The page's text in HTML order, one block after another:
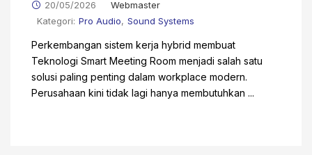
20/05/2026
Webmaster
Kategori: Pro Audio, Sound Systems
Perkembangan sistem kerja hybrid membuat
Teknologi Smart Meeting Room menjadi salah satu
solusi paling penting dalam workplace modern.
Perusahaan kini tidak lagi hanya membutuhkan ...